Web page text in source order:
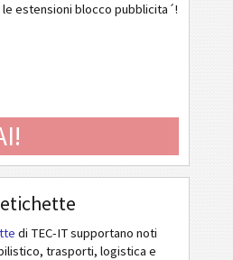
estensioni blocco pubblicita´!
di TEC-IT supportano noti
trasporti, logistica e